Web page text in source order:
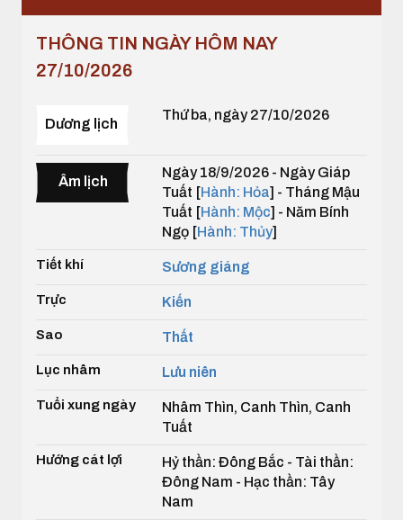
THÔNG TIN NGÀY HÔM NAY
27/10/2026
Dương lịch
Thứ ba, ngày 27/10/2026
Âm lịch
Ngày 18/9/2026 - Ngày Giáp
Tuất [Hành: Hỏa] - Tháng Mậu
Tuất [Hành: Mộc] - Năm Bính
Ngọ [Hành: Thủy]
Tiết khí Sương giáng
Trực Kiến
Sao Thất
Lục nhâm Lưu niên
Tuổi xung ngày
Nhâm Thìn, Canh Thìn, Canh
Tuất
Hướng cát lợi
Hỷ thần: Đông Bắc - Tài thần:
Đông Nam - Hạc thần: Tây
Nam